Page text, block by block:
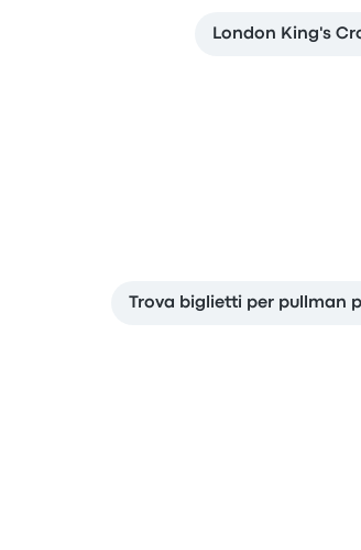
London King's
Trova biglietti per pullman